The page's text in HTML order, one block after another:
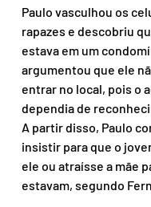
Paulo vasculhou os
rapazes e descobriu
estava em um
argumentou que ele
entrar no local, pois o
dependia de
A partir disso, Paulo
insistir para que o
ele ou atraísse a mãe
estavam, segundo